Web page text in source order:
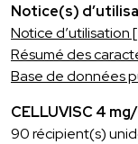
Notice(s)
Notice d’utilisation
Résumé des
Base de données
CELLUVISC 4
90 récipient(s)